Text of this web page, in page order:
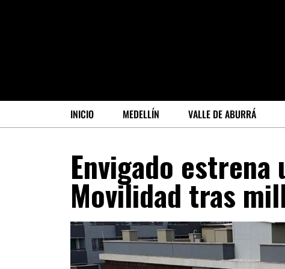
INICIO MEDELLÍN VALLE DE ABURRÁ
Envigado estrena
Movilidad tras